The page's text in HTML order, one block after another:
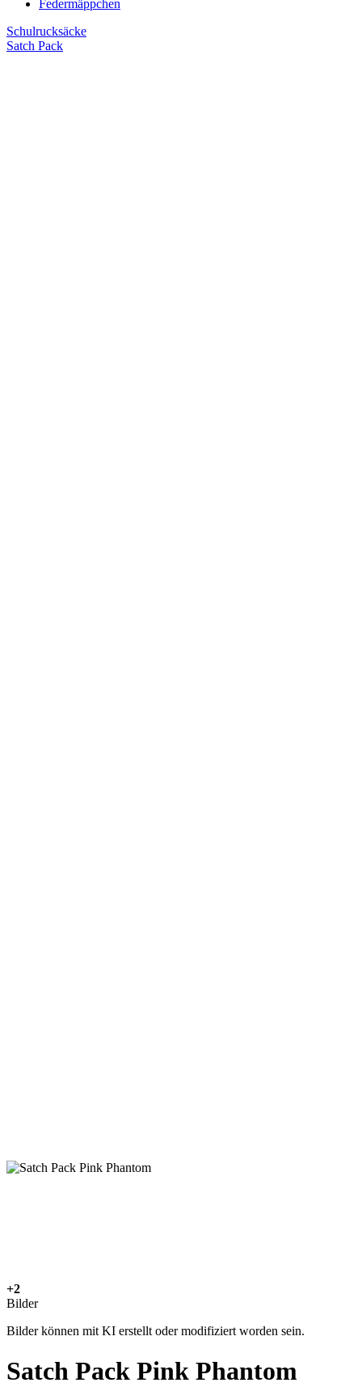
Federmäppchen
Schulrucksäcke
Satch Pack
+2
Bilder
Bilder können mit KI erstellt oder modifiziert worden sein.
Satch Pack Pink Phantom